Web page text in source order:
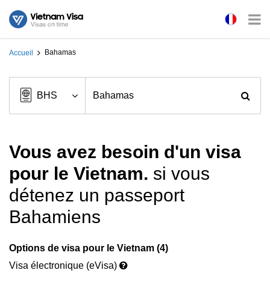
Accueil Bahamas
Vous avez besoin d'un visa
pour le Vietnam. si vous
détenez un passeport
Bahamiens
Options de visa pour le Vietnam (4)
Visa électronique (eVisa)